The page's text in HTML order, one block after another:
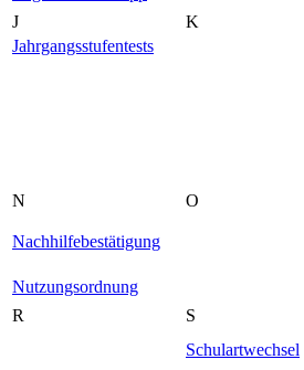
J
K
Jahrgangsstufentests
N O
Nachhilfebestätigung
Nutzungsordnung
R
S
Schulartwechsel